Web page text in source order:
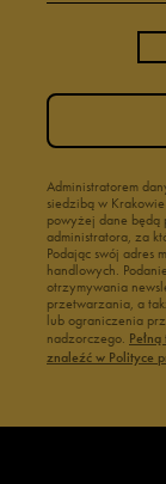
Administratorem
siedzibą w
powyżej dane będą
administratora, za
Podając swój adres
handlowych.
otrzymywania
przetwarzania, a
lub ograniczenia
nadzorczego.
znaleźć w Polityce